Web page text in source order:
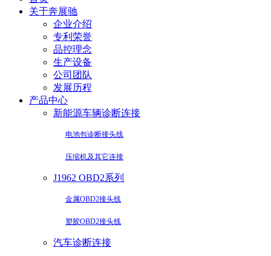
关于奔展驰
企业介绍
专利荣誉
品控理念
生产设备
公司团队
发展历程
产品中心
新能源车辆诊断连接
电池包诊断接头线
压缩机及其它连接
J1962 OBD2系列
金属OBD2接头线
塑胶OBD2接头线
汽车诊断连接